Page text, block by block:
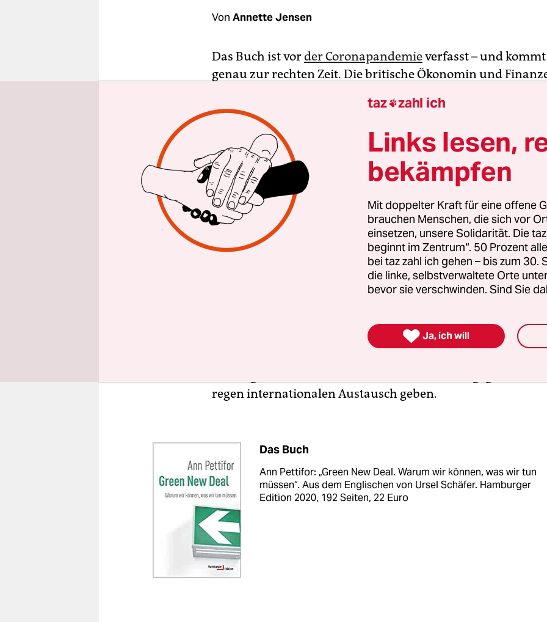
Von Annette Jensen
Das Buch ist vorder Coronapandemieverfasst – und
genau zur rechten Zeit. Die britische Ökonomin und
hinausgeht, was gegenwärtig auf EU-Ebene diskutiert wird:
und Biodiversitätskrise erfordere einen fundamentalen
unserer Wirtschaftsweise. „Wir können – und wir müssen,
überleben – in den nächsten zehn Jahren das gescheiterte
kapitalistische System verändern und überwinden, denn es
Lebenserhaltungssysteme der Erde zu zerstören und mit
menschliche Zivilisation.“
Dafür sieht die Direktorin der Denkfabrik Policy Research in
Macroeconomics zwei Hebel: Staaten sollen Milliarden
damit anständig bezahlte Arbeitsplätze in
notwendigen Dinge müssten künftig wieder regional
Ins Zentrum gehört der Bedarf – nicht die Herstellung
regen internationalen Austausch geben.
Das Buch
Ann Pettifor: „Green New Deal. Warum wir können, was wir tun
müssen“. Aus dem Englischen von Ursel Schäfer. Hamburger
Edition 2020, 192 Seiten, 22 Euro
taz zahl ich
Links lesen,
bekämpfen
Mit doppelter Kraft für eine offene
brauchen Menschen, die sich vor
einsetzen, unsere Solidarität. Die
beginnt im Zentrum“. 50 Prozent
bei taz zahl ich gehen – bis zum
die linke, selbstverwaltete Orte
bevor sie verschwinden. Sind Sie
 Ja, ich will